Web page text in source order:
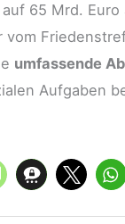
65 Mrd. Euro
vom
umfassende
Aufgaben